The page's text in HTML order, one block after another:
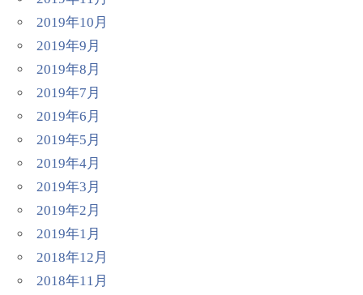
2019年10月
2019年9月
2019年8月
2019年7月
2019年6月
2019年5月
2019年4月
2019年3月
2019年2月
2019年1月
2018年12月
2018年11月